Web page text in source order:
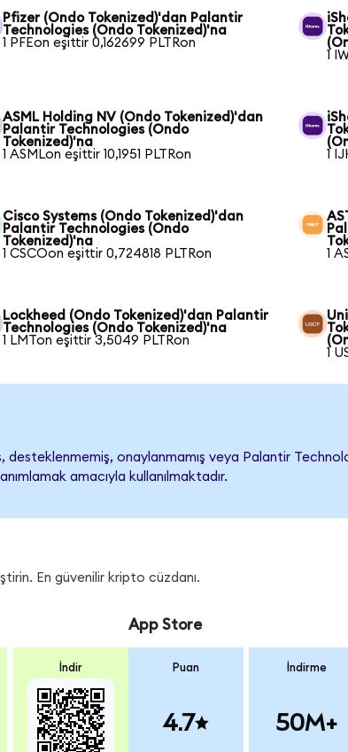
Pfizer (Ondo Tokenized)'dan Palantir
Technologies (Ondo Tokenized)'na
1 PFEon eşittir 0,162699 PLTRon
1
ASML Holding NV (Ondo Tokenized)'dan
Palantir Technologies (Ondo
Tokenized)'na
1 ASMLon eşittir 10,1951 PLTRon
1
Cisco Systems (Ondo Tokenized)'dan
Palantir Technologies (Ondo
Tokenized)'na
1 CSCOon eşittir 0,724818 PLTRon
1
Lockheed (Ondo Tokenized)'dan Palantir
Technologies (Ondo Tokenized)'na
1 LMTon eşittir 3,5049 PLTRon
1
onaylanmamış veya Palantir
amacıyla kullanılmaktadır.
En güvenilir kripto cüzdanı.
İndir
App Store
Puan
4.7
İndirme
50M+